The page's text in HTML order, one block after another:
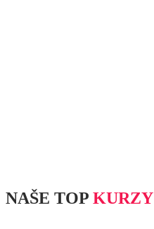
NAŠE TOP KURZY